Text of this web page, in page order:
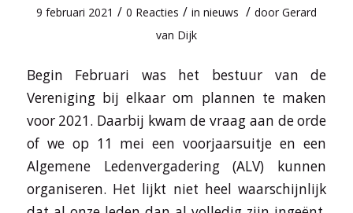
9 februari 2021 / 0 Reacties / in nieuws / doorGerard
van Dijk
Begin Februari was het bestuur van de
Vereniging bij elkaar om plannen te maken
voor 2021. Daarbij kwam de vraag aan de orde
of we op 11 mei een voorjaarsuitje en een
Algemene Ledenvergadering (ALV) kunnen
organiseren. Het lijkt niet heel waarschijnlijk